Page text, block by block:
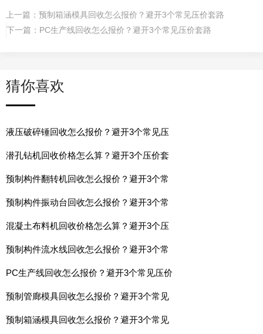
上一篇： 预制箱涵模具回收怎么报价？避开3个常见压价套路
下一篇： PC生产线回收怎么报价？避开3个常见压价套路
猜你喜欢
液压破碎锤回收怎么报价？避开3个常见压
潜孔钻机回收价格怎么算？避开3个压价套
预制构件翻转机回收怎么报价？避开3个常
预制构件振动台回收怎么报价？避开3个常
混凝土布料机回收价格怎么算？避开3个压
预制构件流水线回收怎么报价？避开3个常
PC生产线回收怎么报价？避开3个常见压价
预制管廊模具回收怎么报价？避开3个常见
预制箱涵模具回收怎么报价？避开3个常见